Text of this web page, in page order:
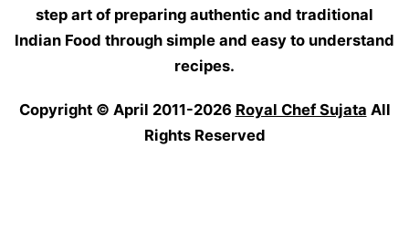
step art of preparing authentic and traditional
Indian Food through simple and easy to understand
recipes.
Copyright © April 2011-2026 Royal Chef Sujata All
Rights Reserved